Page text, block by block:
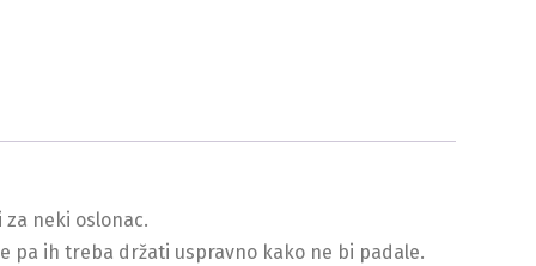
neki oslonac.
pa ih treba držati uspravno kako ne bi padale.